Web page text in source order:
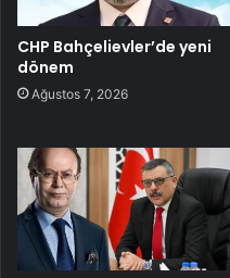
CHP Bahçelievler’de yeni
dönem
Ağustos 7, 2026